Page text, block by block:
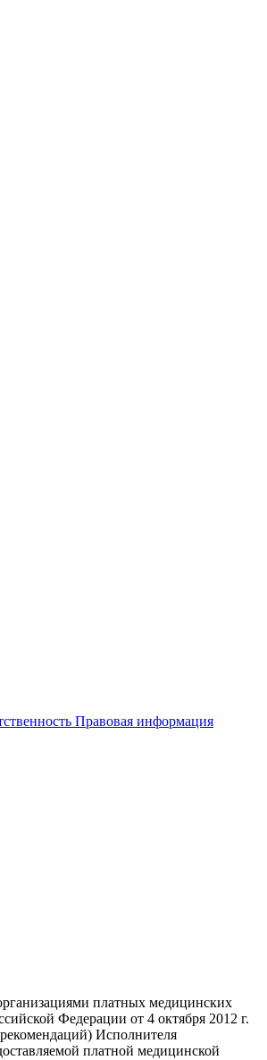
Правовая информация
платных медицинских
Федерации от 4 октября 2012 г.
Исполнителя
платной медицинской